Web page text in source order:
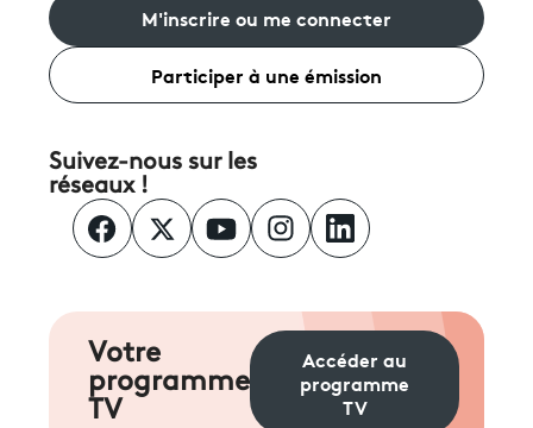
M'inscrire ou me connecter
Participer à une émission
Suivez-nous sur les
réseaux !
Votre
programme
TV
Accéder au
programme
TV